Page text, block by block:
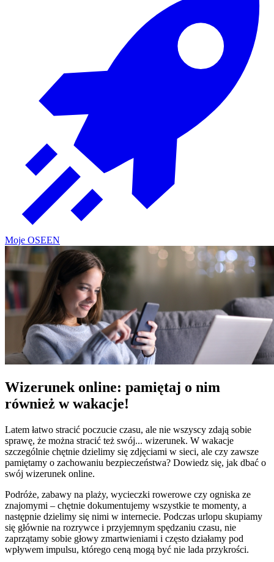
Moje OSEEN
Wizerunek online: pamiętaj o nim
również w wakacje!
Latem łatwo stracić poczucie czasu, ale nie wszyscy zdają sobie
sprawę, że można stracić też swój... wizerunek. W wakacje
szczególnie chętnie dzielimy się zdjęciami w sieci, ale czy zawsze
pamiętamy o zachowaniu bezpieczeństwa? Dowiedz się, jak dbać o
swój wizerunek online.
Podróże, zabawy na plaży, wycieczki rowerowe czy ogniska ze
znajomymi – chętnie dokumentujemy wszystkie te momenty, a
następnie dzielimy się nimi w internecie. Podczas urlopu skupiamy
się głównie na rozrywce i przyjemnym spędzaniu czasu, nie
zaprzątamy sobie głowy zmartwieniami i często działamy pod
wpływem impulsu, którego ceną mogą być nie lada przykrości.